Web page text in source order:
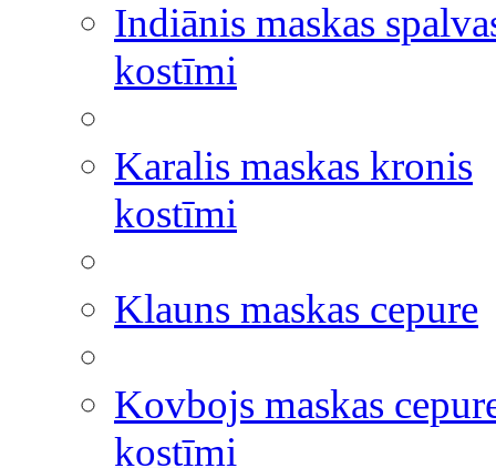
Indiānis maskas
kostīmi
Karalis maskas kronis
kostīmi
Klauns maskas cepure
Kovbojs maskas
kostīmi